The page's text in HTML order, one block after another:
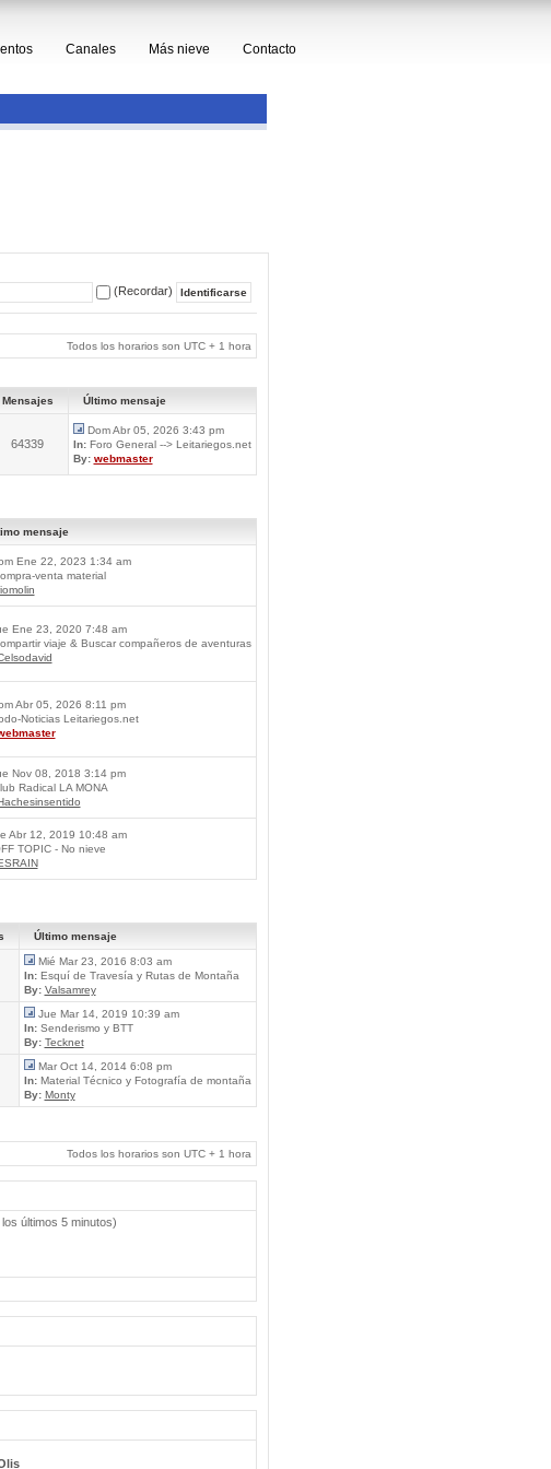
Canales Más nieve Contacto
(Recordar)
Todos los horarios son UTC + 1 hora
Mensajes Último mensaje
64339
Dom Abr 05, 2026 3:43 pm
In:Foro General --> Leitariegos.net
By: webmaster
mensaje
Ene 22, 2023 1:34 am
venta material
Ene 23, 2020 7:48 am
viaje & Buscar compañeros de aventuras
Abr 05, 2026 8:11 pm
Noticias Leitariegos.net
Nov 08, 2018 3:14 pm
Radical LA MONA
Abr 12, 2019 10:48 am
TOPIC - No nieve
Último mensaje
Mié Mar 23, 2016 8:03 am
In:Esquí de Travesía y Rutas de Montaña
By: Valsamrey
Jue Mar 14, 2019 10:39 am
In:Senderismo y BTT
By: Tecknet
Mar Oct 14, 2014 6:08 pm
In:Material Técnico y Fotografía de montaña
By: Monty
Todos los horarios son UTC + 1 hora
últimos 5 minutos)